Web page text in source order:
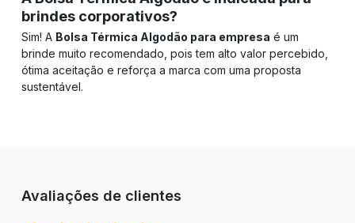
brindes corporativos?
Sim! A Bolsa Térmica Algodão para empresa é um
brinde muito recomendado, pois tem alto valor percebido,
ótima aceitação e reforça a marca com uma proposta
sustentável.
Avaliações de clientes